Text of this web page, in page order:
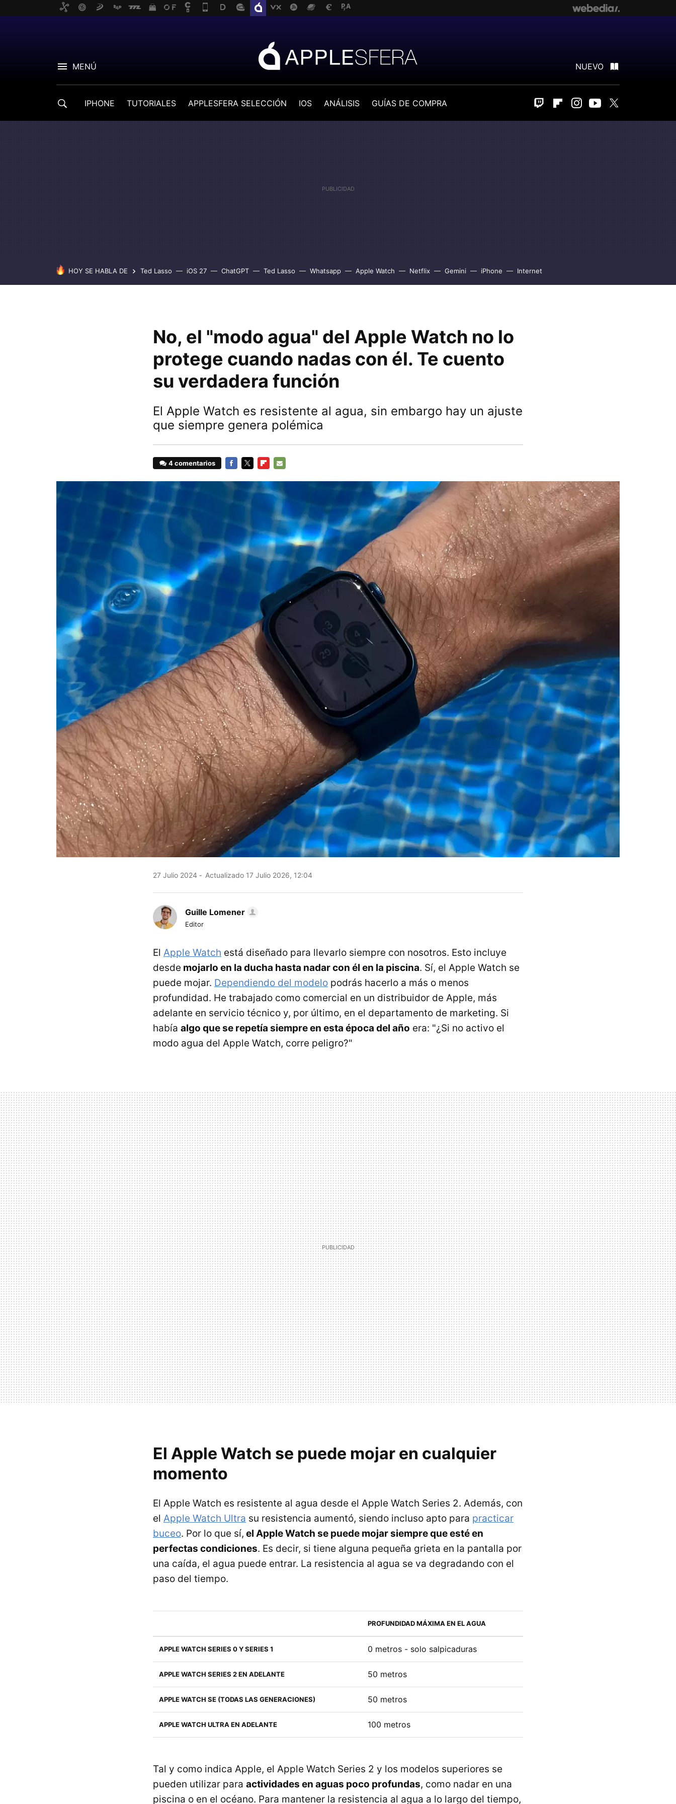
MENÚ NUEVO
IPHONE TUTORIALES APPLESFERA SELECCIÓN IOS ANÁLISIS GUÍAS DE COMPRA Twitch FlipboardInstagram
Youtube
HOY SE HABLA DE Ted Lasso iOS 27 ChatGPT Ted Lasso Whatsapp Apple Watch Netflix Gemini iPhone Internet
No, el "modo agua" del Apple Watch no lo
protege cuando nadas con él. Te cuento
su verdadera función
El Apple Watch es resistente al agua, sin embargo hay un ajuste
que siempre genera polémica
4 comentarios
27 Julio 2024 Actualizado 17 Julio 2026, 12:04
Guille Lomener
Editor
El Apple Watch está diseñado para llevarlo siempre con nosotros. Esto incluye
desde mojarlo en la ducha hasta nadar con él en la piscina. Sí, el Apple Watch se
puede mojar. Dependiendo del modelo podrás hacerlo a más o menos
profundidad. He trabajado como comercial en un distribuidor de Apple, más
adelante en servicio técnico y, por último, en el departamento de marketing. Si
había algo que se repetía siempre en esta época del año era: "¿Si no activo el
modo agua del Apple Watch, corre peligro?"
El Apple Watch se puede mojar en cualquier
momento
El Apple Watch es resistente al agua desde el Apple Watch Series 2. Además, con
el Apple Watch Ultra su resistencia aumentó, siendo incluso apto para practicar
buceo. Por lo que sí, el Apple Watch se puede mojar siempre que esté en
perfectas condiciones. Es decir, si tiene alguna pequeña grieta en la pantalla por
una caída, el agua puede entrar. La resistencia al agua se va degradando con el
paso del tiempo.
PROFUNDIDAD MÁXIMA EN EL AGUA
APPLE WATCH SERIES 0 Y SERIES 1 0 metros - solo salpicaduras
APPLE WATCH SERIES 2 EN ADELANTE 50 metros
APPLE WATCH SE (TODAS LAS GENERACIONES) 50 metros
APPLE WATCH ULTRA EN ADELANTE 100 metros
Tal y como indica Apple, el Apple Watch Series 2 y los modelos superiores se
pueden utilizar para actividades en aguas poco profundas, como nadar en una
piscina o en el océano. Para mantener la resistencia al agua a lo largo del tiempo,